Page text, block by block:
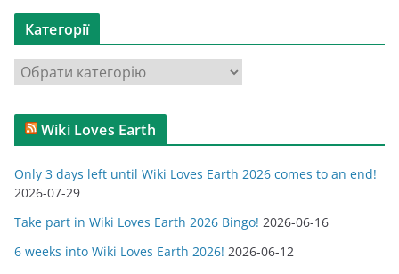
х
в
Категорії
а
т
о
р
і
ї
Wiki Loves Earth
Only 3 days left until Wiki Loves Earth 2026 comes to an end!
2026-07-29
Take part in Wiki Loves Earth 2026 Bingo! 2026-06-16
6 weeks into Wiki Loves Earth 2026! 2026-06-12